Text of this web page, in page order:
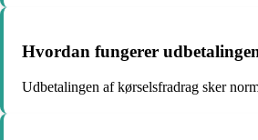
Hvordan fungerer
Udbetalingen af kørselsfradrag sker